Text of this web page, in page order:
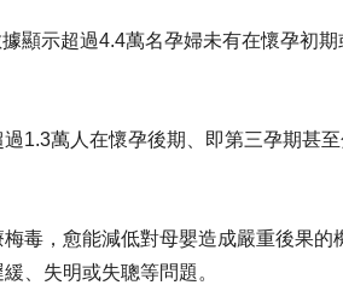
顯示超過4.4萬名孕婦未有在懷孕初
1.3萬人在懷孕後期、即第三孕期甚
毒，愈能減低對母嬰造成嚴重後果
、失明或失聰等問題。